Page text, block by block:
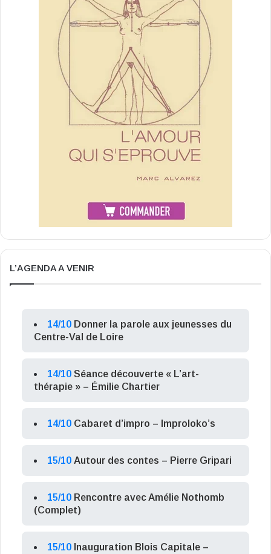
L’AGENDA A VENIR
14/10 Donner la parole aux jeunesses du
Centre-Val de Loire
14/10 Séance découverte « L’art-
thérapie » – Émilie Chartier
14/10 Cabaret d’impro – Improloko’s
15/10 Autour des contes – Pierre Gripari
15/10 Rencontre avec Amélie Nothomb
(Complet)
15/10 Inauguration Blois Capitale –